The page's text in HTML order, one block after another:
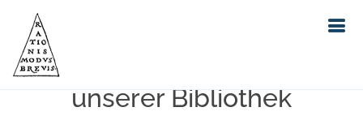
Einfache Suche im Bestand
unserer Bibliothek